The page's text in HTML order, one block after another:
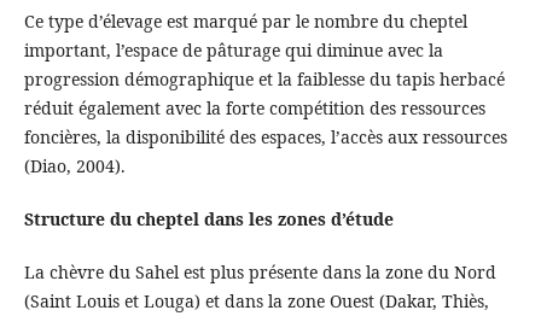
Ce type d’élevage est marqué par le nombre du cheptel
important, l’espace de pâturage qui diminue avec la
progression démographique et la faiblesse du tapis herbacé
réduit également avec la forte compétition des ressources
foncières, la disponibilité des espaces, l’accès aux ressources
(Diao, 2004).
Structure du cheptel dans les zones d’étude
La chèvre du Sahel est plus présente dans la zone du Nord
(Saint Louis et Louga) et dans la zone Ouest (Dakar, Thiès,